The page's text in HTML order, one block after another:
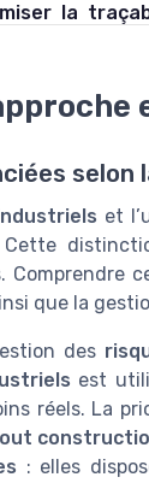
la
selon
et
que la
des
est
réels. La
: elles